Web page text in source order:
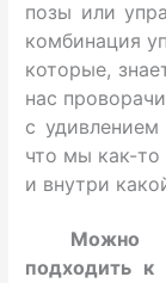
позы или
комбинация
которые,
нас
с
что мы как-
и внутри
Можно
подходить к